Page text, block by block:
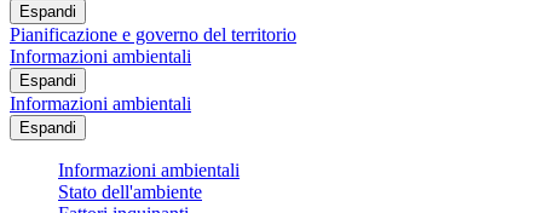
Espandi
Pianificazione e governo del territorio
Informazioni ambientali
Espandi
Informazioni ambientali
Espandi
Informazioni ambientali
Stato dell'ambiente